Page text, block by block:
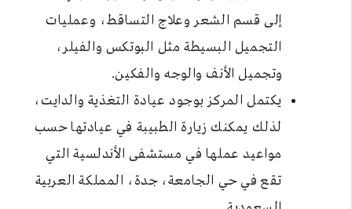
إلى قسم الشعر وعلاج التساقط، وعمليات
التجميل البسيطة مثل البوتكس والفيلر،
وتجميل الأنف والوجه والفكين.
يكتمل المركز بوجود عيادة التغذية والدايت،
لذلك يمكنك زيارة الطبيبة في عيادتها حسب
مواعيد عملها في مستشفى الأندلسية التي
تقع في حي الجامعة، جدة، المملكة العربية